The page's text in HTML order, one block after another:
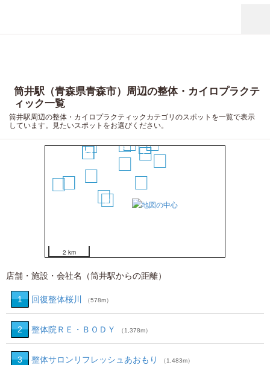
筒井駅（青森県青森市）周辺の整体・カイロプラクテ
ィック一覧
筒井駅周辺の整体・カイロプラクティックカテゴリのスポットを一覧で表示
しています。見たいスポットをお選びください。
2
4
6
7
910 11
12
13
14
15
16
17
2 km
店舗・施設・会社名（筒井駅からの距離）
1 回復整体桜川 （578m）
2 整体院ＲＥ・ＢＯＤＹ （1,378m）
3 整体サロンリフレッシュあおもり （1,483m）